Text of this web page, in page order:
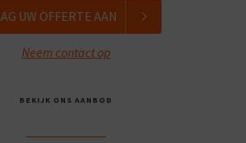
UW OFFERTE AAN
Neem contact op
BEKIJK ONS AANBOD